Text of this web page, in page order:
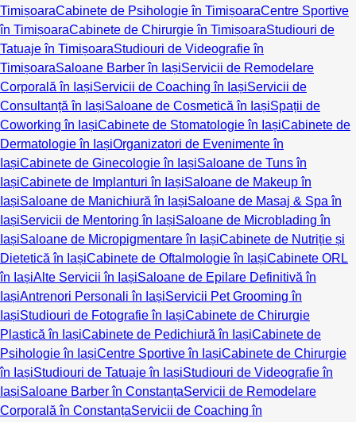
TimișoaraCabinete de Psihologie în TimișoaraCentre Sportive
în TimișoaraCabinete de Chirurgie în TimișoaraStudiouri de
Tatuaje în TimișoaraStudiouri de Videografie în
TimișoaraSaloane Barber în IașiServicii de Remodelare
Corporală în IașiServicii de Coaching în IașiServicii de
Consultanță în IașiSaloane de Cosmetică în IașiSpații de
Coworking în IașiCabinete de Stomatologie în IașiCabinete de
Dermatologie în IașiOrganizatori de Evenimente în
IașiCabinete de Ginecologie în IașiSaloane de Tuns în
IașiCabinete de Implanturi în IașiSaloane de Makeup în
IașiSaloane de Manichiură în IașiSaloane de Masaj & Spa în
IașiServicii de Mentoring în IașiSaloane de Microblading în
IașiSaloane de Micropigmentare în IașiCabinete de Nutriție și
Dietetică în IașiCabinete de Oftalmologie în IașiCabinete ORL
în IașiAlte Servicii în IașiSaloane de Epilare Definitivă în
IașiAntrenori Personali în IașiServicii Pet Grooming în
IașiStudiouri de Fotografie în IașiCabinete de Chirurgie
Plastică în IașiCabinete de Pedichiură în IașiCabinete de
Psihologie în IașiCentre Sportive în IașiCabinete de Chirurgie
în IașiStudiouri de Tatuaje în IașiStudiouri de Videografie în
IașiSaloane Barber în ConstanțaServicii de Remodelare
Corporală în ConstanțaServicii de Coaching în